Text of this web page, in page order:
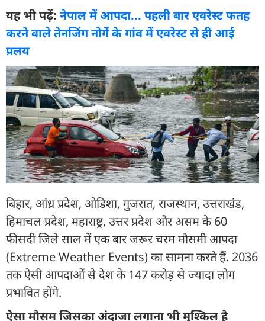
यह भी पढ़ें: नेपाल में आपदा... पहली बार एवरेस्ट फतह
करने वाले तेनजिंग नोर्गे के गांव में एवरेस्ट से ही आई
प्रलय
बिहार, आंध्र प्रदेश, ओडिशा, गुजरात, राजस्थान, उत्तराखंड,
हिमाचल प्रदेश, महाराष्ट्र, उत्तर प्रदेश और असम के 60
फीसदी जिले साल में एक बार जरूर चरम मौसमी आपदा
(Extreme Weather Events) का सामना करते हैं. 2036
तक ऐसी आपदाओं से देश के 147 करोड़ से ज्यादा लोग
प्रभावित होंगे.
ऐसा मौसम जिसका अंदाजा लगाना भी मुश्किल है